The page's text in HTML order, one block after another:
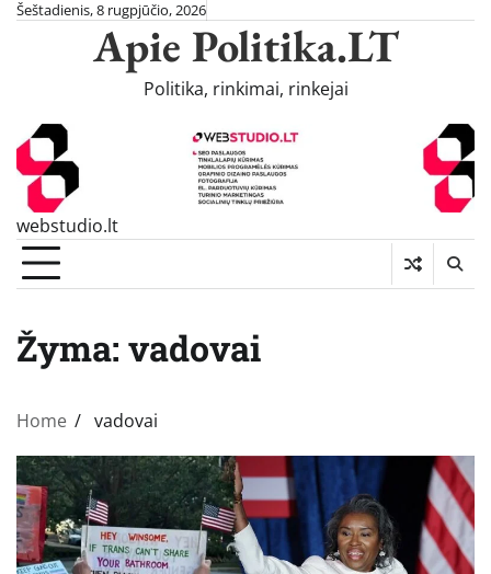
SkipŠeštadienis, 8 rugpjūčio, 2026
Apie Politika.LT
Politika, rinkimai, rinkejai
webstudio.lt
Žyma: vadovai
Home vadovai